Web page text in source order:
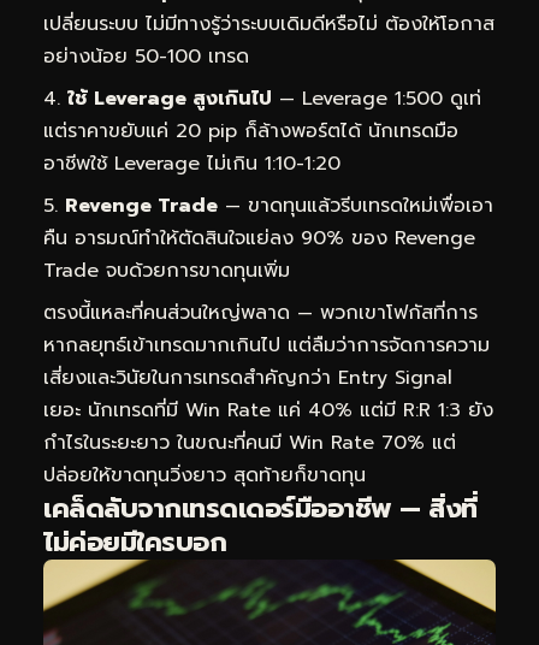
เปลี่ยนระบบ ไม่มีทางรู้ว่าระบบเดิมดีหรือไม่ ต้องให้โอกาส
อย่างน้อย 50-100 เทรด
ใช้ Leverage สูงเกินไป — Leverage 1:500 ดูเท่
แต่ราคาขยับแค่ 20 pip ก็ล้างพอร์ตได้ นักเทรดมือ
อาชีพใช้ Leverage ไม่เกิน 1:10-1:20
Revenge Trade — ขาดทุนแล้วรีบเทรดใหม่เพื่อเอา
คืน อารมณ์ทำให้ตัดสินใจแย่ลง 90% ของ Revenge
Trade จบด้วยการขาดทุนเพิ่ม
ตรงนี้แหละที่คนส่วนใหญ่พลาด — พวกเขาโฟกัสที่การ
หากลยุทธ์เข้าเทรดมากเกินไป แต่ลืมว่าการจัดการความ
เสี่ยงและวินัยในการเทรดสำคัญกว่า Entry Signal
เยอะ นักเทรดที่มี Win Rate แค่ 40% แต่มี R:R 1:3 ยัง
กำไรในระยะยาว ในขณะที่คนมี Win Rate 70% แต่
ปล่อยให้ขาดทุนวิ่งยาว สุดท้ายก็ขาดทุน
เคล็ดลับจากเทรดเดอร์มืออาชีพ — สิ่งที่
ไม่ค่อยมีใครบอก